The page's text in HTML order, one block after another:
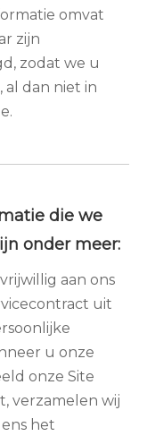
omvat
zijn
zodat we u
dan niet in
die we
onder meer:
aan ons
uit
u onze
onze Site
verzamelen wij
het